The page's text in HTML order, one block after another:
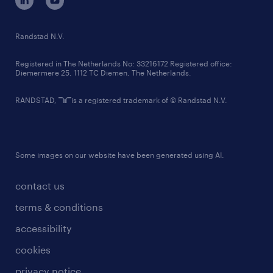
randstad innovation fund
country websites
contact us
terms & conditions
accessibility
cookies
Randstad N.V.
Registered in The Netherlands No: 33216172 Registered office:
Diemermere 25, 1112 TC Diemen, The Netherlands.
RANDSTAD, is a registered trademark of © Randstad N.V.
Some images on our website have been generated using AI.